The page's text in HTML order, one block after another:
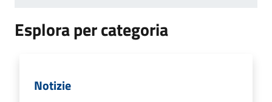
Esplora per categoria
Notizie